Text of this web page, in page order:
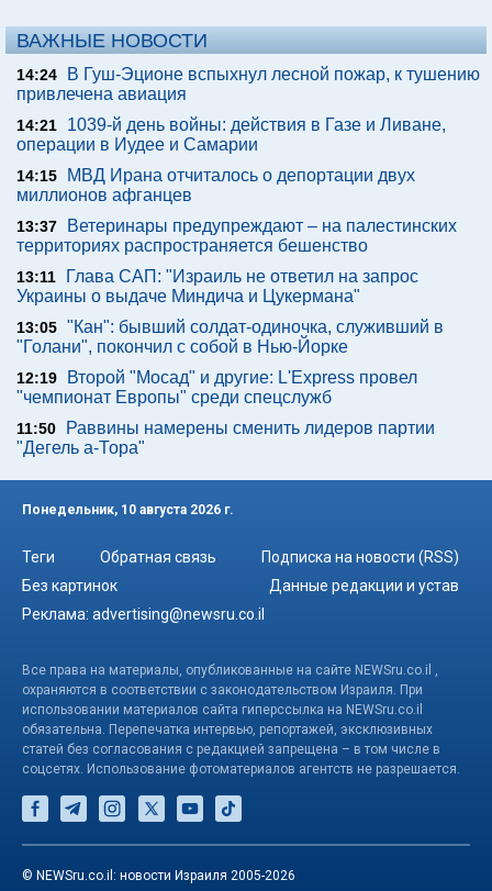
ВАЖНЫЕ НОВОСТИ
14:24
В Гуш-Эционе вспыхнул лесной пожар, к тушению
привлечена авиация
14:21
1039-й день войны: действия в Газе и Ливане,
операции в Иудее и Самарии
14:15
МВД Ирана отчиталось о депортации двух
миллионов афганцев
13:37
Ветеринары предупреждают – на палестинских
территориях распространяется бешенство
13:11
Глава САП: "Израиль не ответил на запрос
Украины о выдаче Миндича и Цукермана"
13:05 "Кан": бывший солдат-одиночка, служивший в
"Голани", покончил с собой в Нью-Йорке
12:19
Второй "Мосад" и другие: L'Express провел
"чемпионат Европы" среди спецслужб
11:50
Раввины намерены сменить лидеров партии
"Дегель а-Тора"
Понедельник, 10 августа 2026 г.
Теги Обратная связь
Подписка на новости (RSS)
Без картинок
Данные редакции и устав
Реклама: advertising@newsru.co.il
Все права на материалы, опубликованные на сайте NEWSru.co.il ,
охраняются в соответствии с законодательством Израиля. При
использовании материалов сайта гиперссылка на NEWSru.co.il
обязательна. Перепечатка интервью, репортажей, эксклюзивных
статей без согласования с редакцией запрещена – в том числе в
соцсетях. Использование фотоматериалов агентств не разрешается.
© NEWSru.co.il: новости Израиля 2005-2026